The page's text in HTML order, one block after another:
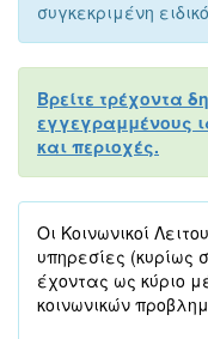
συγκεκριμένη
Βρείτε τρέχοντα
εγγεγραμμένους
και περιοχές.
Οι Κοινωνικοί
υπηρεσίες (κυρίως
έχοντας ως κύριο
κοινωνικών